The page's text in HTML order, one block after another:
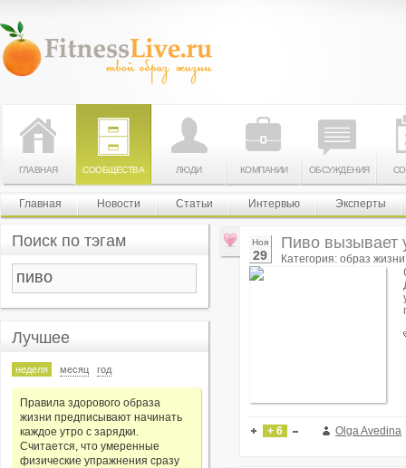
ГЛАВНАЯ СООБЩЕСТВА ЛЮДИ КОМПАНИИ ОБСУЖДЕНИЯ
Главная Новости Статьи Интервью Эксперты
Ноя
29
Пиво вызывает
Категория: образ жизни
+ 6 Olga Avedina
Поиск по тэгам
Лучшее
неделя месяц год
Правила здорового образа
жизни предписывают начинать
каждое утро с зарядки.
Считается, что умеренные
физические упражнения сразу